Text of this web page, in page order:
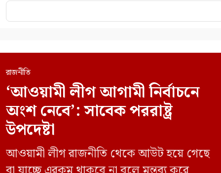
রাজনীতি
‘আওয়ামী লীগ আগামী নির্বাচনে
অংশ নেবে’: সাবেক পররাষ্ট্র
উপদেষ্টা
আওয়ামী লীগ রাজনীতি থেকে আউট হয়ে গেছে